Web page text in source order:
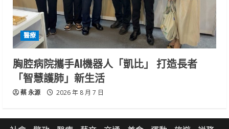
醫療
胸腔病院攜手AI機器人「凱比」 打造長者
「智慧護肺」新生活
蔡 永源 2026 年 8 月 7 日